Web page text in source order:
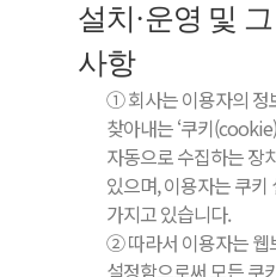
설치·운영 및
사항
① 회사는 이용자의 정
찾아내는 ‘쿠키
자동으로 수집하는 장
있으며, 이용자는 쿠
가지고 있습니다.
② 따라서 이용자는 웹
설정함으로써 모든 쿠